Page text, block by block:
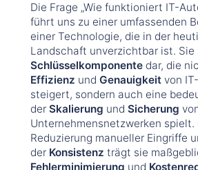
Die Frage „Wie funktioniert IT-
führt uns zu einer umfassenden
einer Technologie, die in der
Landschaft unverzichtbar ist.
Schlüsselkomponentedar, die
Effizienz und Genauigkeitvon
steigert, sondern auch eine
der Skalierung und Sicherung
Unternehmensnetzwerken spielt.
Reduzierung manueller Eingriffe
der Konsistenz trägt sie
Fehlerminimierung und